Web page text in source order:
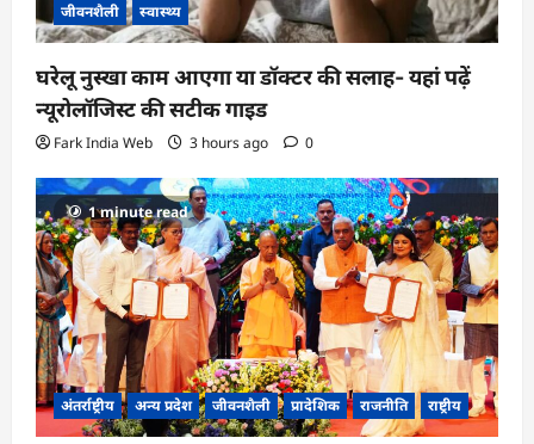
जीवनशैली स्वास्थ्य
घरेलू नुस्खा काम आएगा या डॉक्टर की सलाह- यहां पढ़ें
न्यूरोलॉजिस्ट की सटीक गाइड
Fark India Web 3 hours ago 0
1 minute read
अंतर्राष्ट्रीय अन्य प्रदेश जीवनशैली प्रादेशिक राजनीति राष्ट्रीय